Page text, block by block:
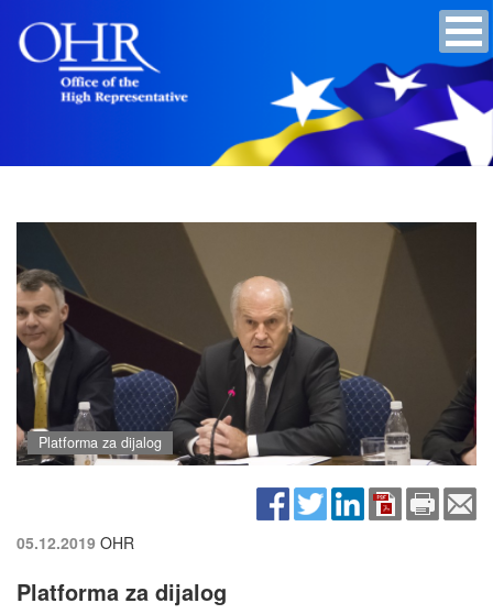
Platforma za dijalog
05.12.2019 OHR
Platforma za dijalog